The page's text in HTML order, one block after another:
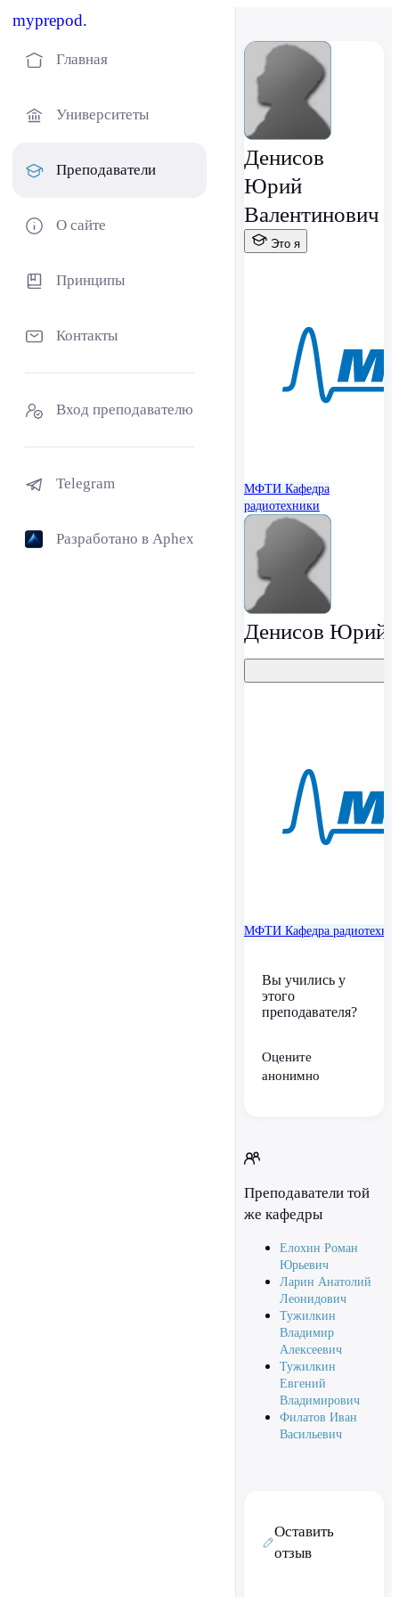
myprepod.
Главная
Университеты
Преподаватели
О сайте
Принципы
Контакты
Вход преподавателю
Telegram
Разработано в Aphex
Денисов
Юрий
Валентинович
Это я
МФТИ Кафедра
радиотехники
Денисов Юрий
МФТИ Кафедра
Вы учились у
этого
преподавателя?
Оцените
анонимно
Преподаватели той
же кафедры
Елохин Роман
Юрьевич
Ларин Анатолий
Леонидович
Тужилкин
Владимир
Алексеевич
Тужилкин
Евгений
Владимирович
Филатов Иван
Васильевич
Оставить
отзыв